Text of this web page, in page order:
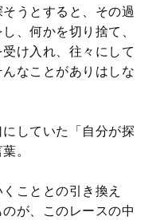
うとすると、その過
、何かを切り捨て、
け入れ、往々にして
なことがありはしな
していた「自分が探
。
こととの引き換え
が、このレースの中